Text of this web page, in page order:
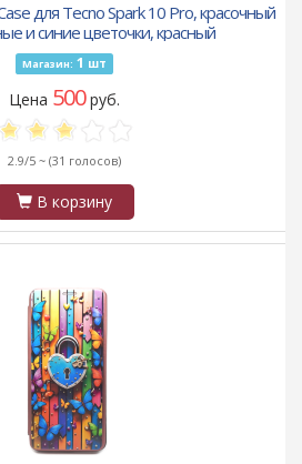
для Tecno Spark 10 Pro, красочный
и синие цветочки, красный
Магазин: 1 шт
Цена 500руб.
2.9/5 ~ (31 голосов)
В корзину